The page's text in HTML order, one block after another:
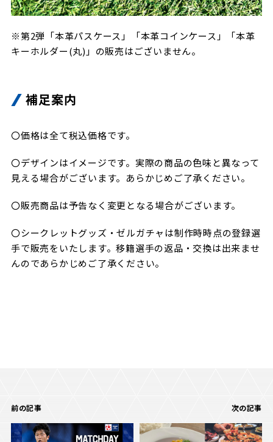
※第2弾「本革パスケース」「本革コインケース」「本革
キーホルダー(丸)」の販売はございません。
補足案内
〇価格は全て税込価格です。
〇デザインはイメージです。実際の商品の色味と異なって
見える場合がございます。あらかじめご了承ください。
〇販売商品は予告なく変更となる場合がございます。
〇シークレットグッズ・ゼルガチャは制作時時点の登録選
手で販売をいたします。移籍選手の返品・交換は出来ませ
んのであらかじめご了承ください。
前の記事 次の記事